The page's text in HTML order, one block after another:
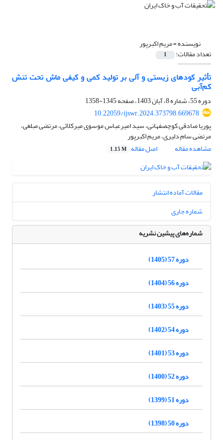
نویسنده =مریم اکبرپور
تعداد مقالات: 1
تأثیر کودهای زیستی و آلی بر تولید کمی و کیفی ماش تحت تنش
کم‌آبی
دوره 55، شماره 8، آبان 1403، صفحه
1345-1358
10.22059/ijswr.2024.373798.669678
پوریا صادقی کوچصفهانی، سید امیرعباس موسوی میرکلائی، مرتضی مبلغی،
مرتضی سام دلیری، مریم اکبرپور
مشاهده مقاله
اصل مقاله 1.15 M
مقالات آماده انتشار
شماره جاری
شماره‌های پیشین نشریه
دوره 57 (1405)
دوره 56 (1404)
دوره 55 (1403)
دوره 54 (1402)
دوره 53 (1401)
دوره 52 (1400)
دوره 51 (1399)
دوره 50 (1398)